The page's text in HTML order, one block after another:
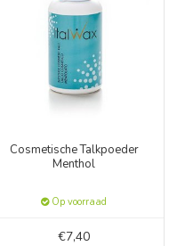
Cosmetische Talkpoeder
Menthol
Op voorraad
€7,40